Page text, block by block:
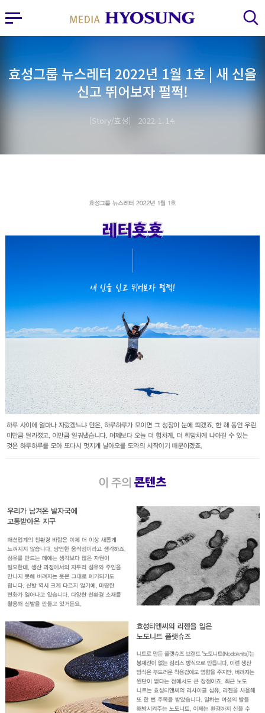
MY FRIEND HYOSUNG
사이드바 열기 검색 레이어 열기
효성그룹 뉴스레터 2022년 1월 1호 | 새 신을
신고 뛰어보자 펄쩍!
Story/효성 2022. 1. 14.